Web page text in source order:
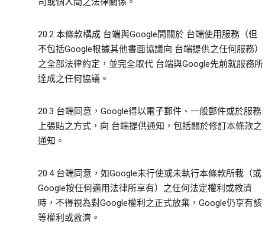
20.2 本條款構成 台端與Google間關於 台端使用服務（但
不包括Google根據其他書面協議向 台端提供之任何服務）
之全部法律約定，並完全取代 台端與Google先前就服務所
達成之任何協議。
20.3 台端同意，Google得以電子郵件、一般郵件或於服務
上張貼之方式，向 台端提供通知，包括關於修訂本條款之
通知。
20.4 台端同意，如Google未行使或未執行本條款所載（或
Google按任何適用法律所享有）之任何法定權利或救濟
時，不得視為對Google權利之正式放棄，Google仍享有該
等權利或救濟。